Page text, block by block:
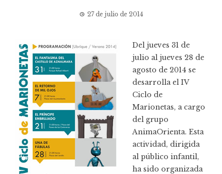
27 de julio de 2014
Del jueves 31 de
julio al jueves 28 de
agosto de 2014 se
desarrolla el IV
Ciclo de
Marionetas, a cargo
del grupo
AnimaOrienta. Esta
actividad, dirigida
al público infantil,
ha sido organizada